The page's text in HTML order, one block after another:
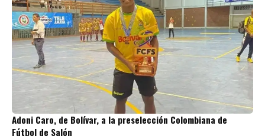
Adoni Caro, de Bolívar, a la preselección Colombiana de
Fútbol de Salón